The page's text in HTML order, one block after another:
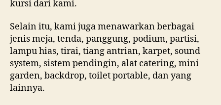
kursi dari kami.
Selain itu, kami juga menawarkan berbagai
jenis meja, tenda, panggung, podium, partisi,
lampu hias, tirai, tiang antrian, karpet, sound
system, sistem pendingin, alat catering, mini
garden, backdrop, toilet portable, dan yang
lainnya.